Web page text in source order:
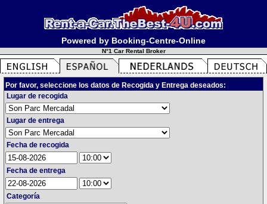
Powered by Booking-Centre-Online
N°1 Car Rental Broker
Por favor, seleccione los datos de Recogida y Entrega deseados:
Lugar de recogida
Lugar de entrega
Fecha de recogida
Fecha de entrega
Categoría